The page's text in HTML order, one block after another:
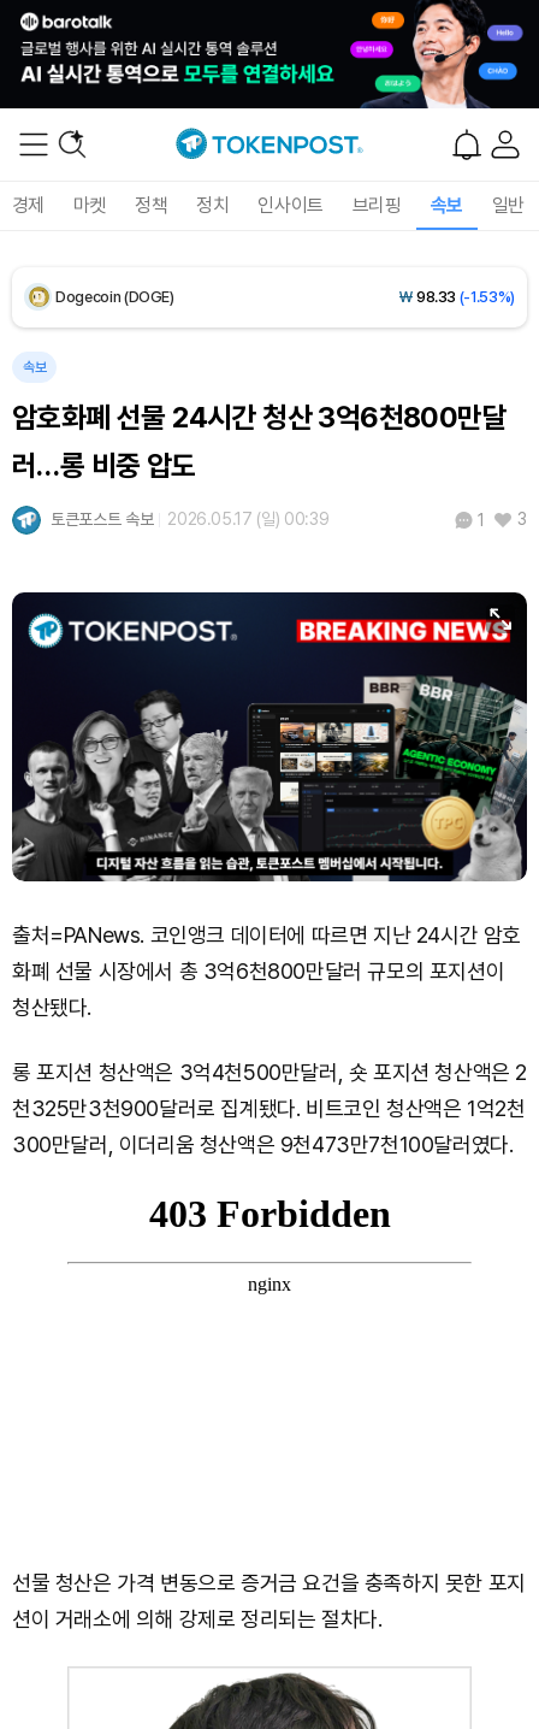
경제 마켓 정책 정치 인사이트 브리핑 속보 일반
XRP (XRP) ₩1,485(-2.14%)
Dogecoin (DOGE) ₩ 98.33 (-1.53%)
속보
암호화폐 선물 24시간 청산 3억6천800만달
러…롱 비중 압도
토큰포스트 속보 2026.05.17 (일) 00:39 1 3
출처=PANews. 코인앵크 데이터에 따르면 지난 24시간 암호
화폐 선물 시장에서 총 3억6천800만달러 규모의 포지션이
청산됐다.
롱 포지션 청산액은 3억4천500만달러, 숏 포지션 청산액은 2
천325만3천900달러로 집계됐다. 비트코인 청산액은 1억2천
300만달러, 이더리움 청산액은 9천473만7천100달러였다.
선물 청산은 가격 변동으로 증거금 요건을 충족하지 못한 포지
션이 거래소에 의해 강제로 정리되는 절차다.